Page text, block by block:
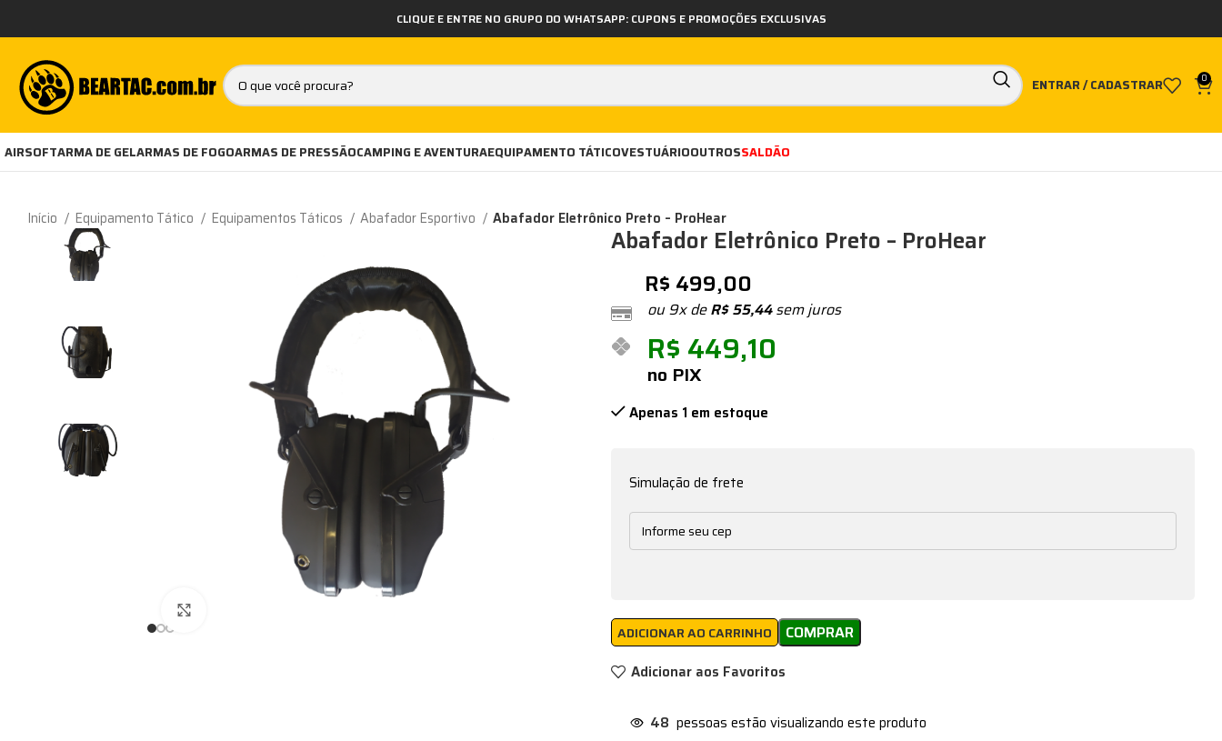
CLIQUE E ENTRE NO GRUPO DO WHATSAPP: CUPONS E PROMOÇÕES EXCLUSIVAS
ENTRAR / CADASTRAR 0
AIRSOFTARMA DE GELARMAS DE FOGOARMAS DE PRESSÃOCAMPING E AVENTURAEQUIPAMENTO TÁTICOVESTUÁRIOOUTROSSALDÃO
Início Equipamento Tático Equipamentos Táticos Abafador Esportivo Abafador Eletrônico Preto – ProHear
Abafador Eletrônico Preto – ProHear
R$ 499,00
ou 9x deR$55,44sem juros
R$ 449,10
no PIX
Apenas 1 em estoque
Simulação de frete
ADICIONAR AO CARRINHO COMPRAR
Adicionar aos Favoritos
48 pessoas estão visualizando este produto